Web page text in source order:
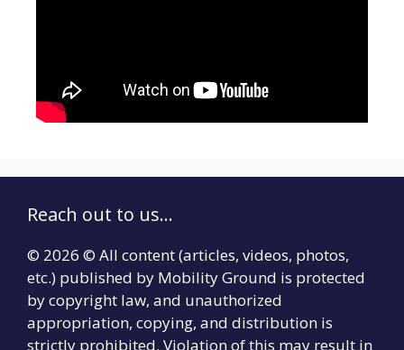
Reach out to us...
© 2026 © All content (articles, videos, photos,
etc.) published by Mobility Ground is protected
by copyright law, and unauthorized
appropriation, copying, and distribution is
strictly prohibited. Violation of this may result in